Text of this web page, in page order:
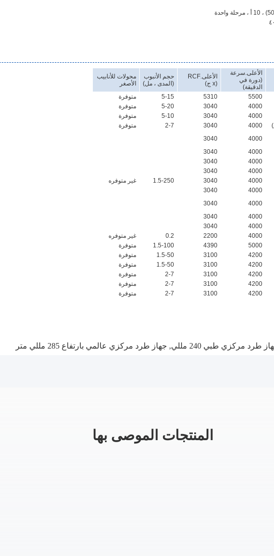
الأعلى.سرعة
(دورة في
الدقيقة)
الأعلى.RCF
(x ج)
حجم الأنبوب
(المدى ، مل)
محولات للأنابيب
الأصغر
5500
5310
5-15
متوفرة
4000
3040
5-20
متوفرة
4000
3040
5-10
متوفرة
4000
3040
2-7 متوفرة
4000
3040
1.5-250 غير متوفره
4000
3040
4000
3040
4000
3040
4000
3040
4000
3040
4000
3040
4000
3040
4000
3040
4000
2200
0.2
غير متوفره
5000
4390
1.5-100
متوفرة
4200
3100
1.5-50
متوفرة
4200
3100
1.5-50
متوفرة
4200
3100
2-7
متوفرة
4200
3100
2-7
متوفرة
4200
3100
2-7 متوفرة
طرد مركزي طبي 240 مللي , جهاز طرد مركزي عالمي بارتفاع 285 مللي متر
المنتجات الموصى بها